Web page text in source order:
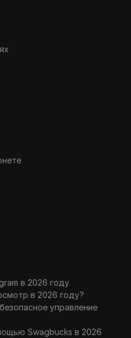
в 2026 году
в 2026 году?
управление
Swagbucks в 2026